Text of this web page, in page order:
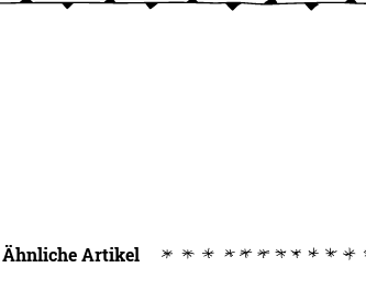
Ähnliche Artikel